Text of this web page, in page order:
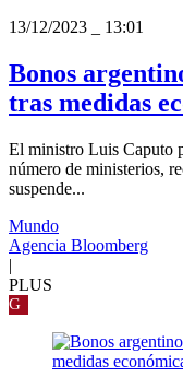
13/12/2023
13:01
Bonos
tras medidas
El ministro Luis Caputo
número de ministerios,
suspende...
Mundo
Agencia Bloomberg
|
PLUS
G